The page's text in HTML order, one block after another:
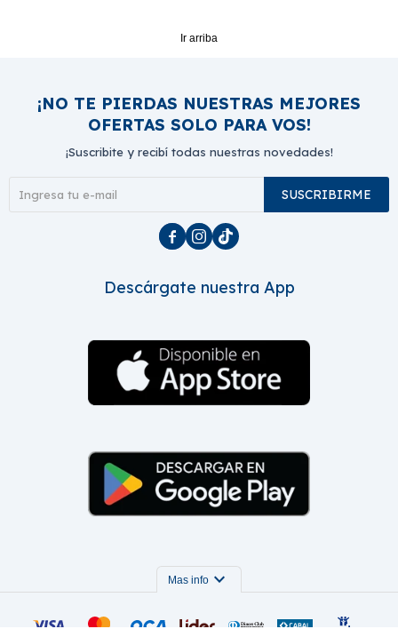
Ir arriba
¡NO TE PIERDAS NUESTRAS MEJORES
OFERTAS SOLO PARA VOS!
¡Suscribite y recibí todas nuestras novedades!
SUSCRIBIRME
  
Descárgate nuestra App
Mas info expand_more